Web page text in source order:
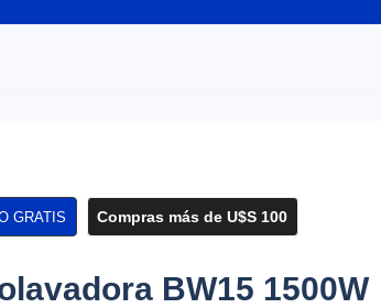
GRATIS Compras más de U$S 100
BW15 1500W